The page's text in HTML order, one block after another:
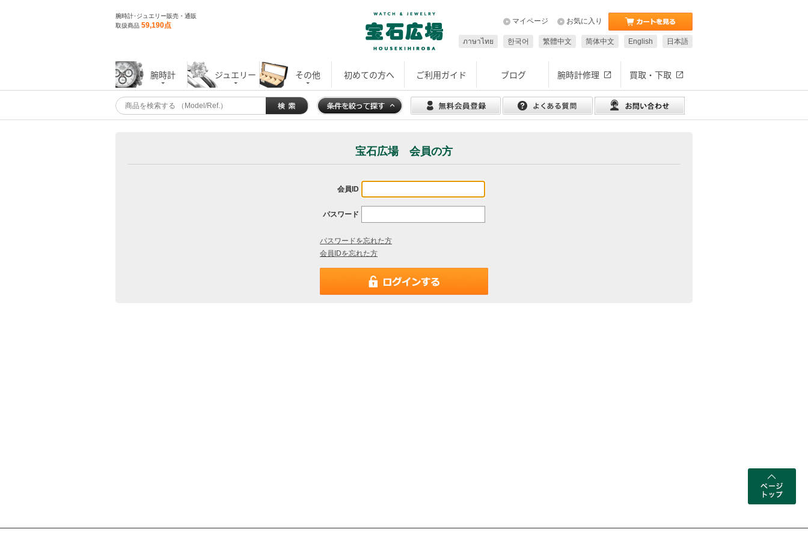
腕時計･ジュエリー販売・通販
取扱商品 59,190点 お気に入り
マイページ
日本語
English
简体中文
繁體中文
한국어
ภาษาไทย
腕時計 ジュエリー その他 初めての方へ ご利用ガイド ブログ 腕時計修理 買取・下取
宝石広場 会員の方
会員ID
パスワード
パスワードを忘れた方
会員IDを忘れた方